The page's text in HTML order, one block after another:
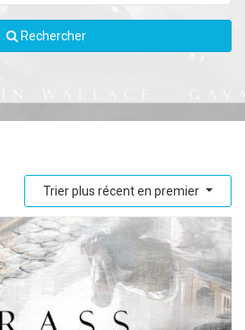
Rechercher
Trier plus récent en premier